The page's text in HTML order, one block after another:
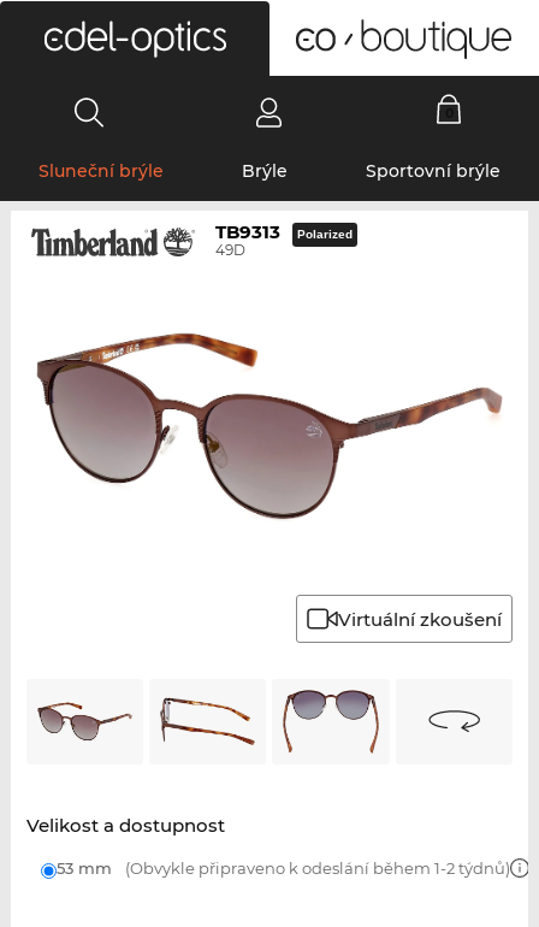
Sluneční brýle Brýle Sportovní brýle
TB9313
49D
Polarized
Virtuální zkoušení
Velikost a dostupnost
53 mm (Obvykle připraveno k odeslání během 1-2 týdnů)